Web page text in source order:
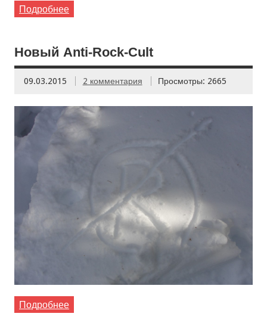
Подробнее
Новый Anti-Rock-Cult
09.03.2015 2 комментария Просмотры: 2665
Подробнее